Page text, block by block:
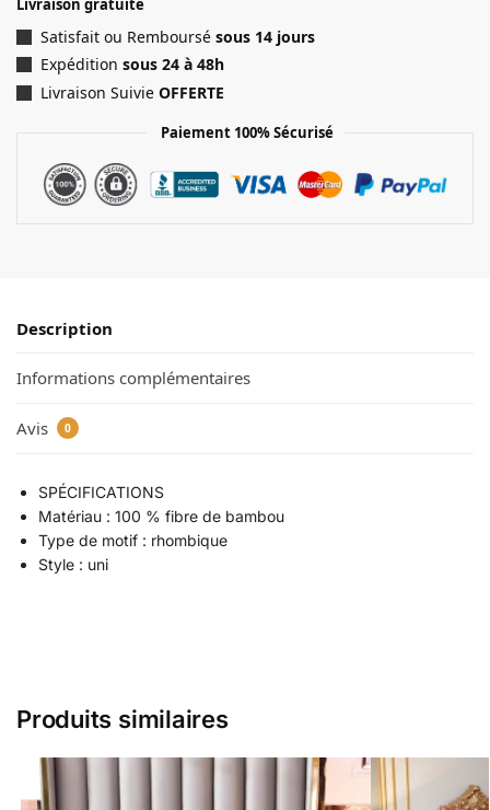
Livraison gratuite
Satisfait ou Remboursé sous 14 jours
Expédition sous 24 à 48h
Livraison Suivie OFFERTE
Paiement 100% Sécurisé
Description
Informations complémentaires
Avis 0
SPÉCIFICATIONS
Matériau : 100 % fibre de bambou
Type de motif : rhombique
Style : uni
Produits similaires